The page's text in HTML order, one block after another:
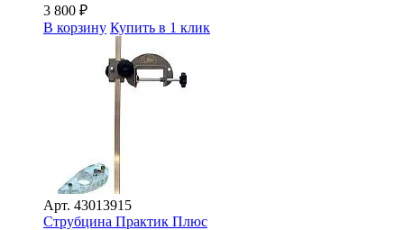
3 800 ₽
В корзину Купить в 1 клик
Арт. 43013915
Струбцина Практик Плюс